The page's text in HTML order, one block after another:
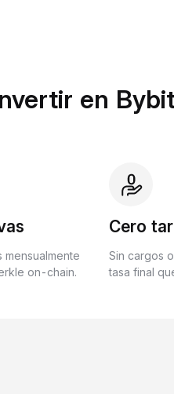
en
on-chain.
Cero
Sin cargos
tasa final